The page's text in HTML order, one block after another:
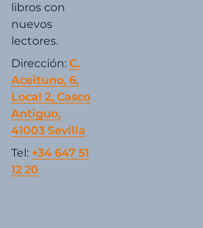
libros con
nuevos
lectores.
Dirección: C.
Aceituno, 6,
Local 2, Casco
Antiguo,
41003 Sevilla
Tel: +34 647 51
12 20